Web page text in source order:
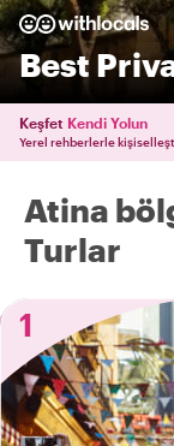
Best
Keşfet Kendi Yolun
Yerel rehberlerle
Atina
Turlar
1